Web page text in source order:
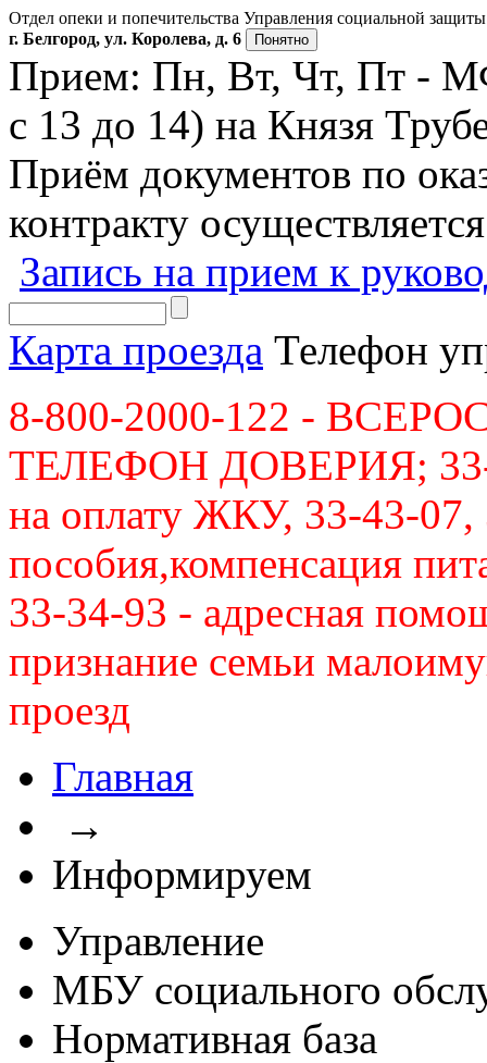
Отдел опеки и попечительства Управления социальной
г. Белгород, ул. Королева, д. 6
Понятно
Прием: Пн, Вт, Чт, Пт -
с 13 до 14) на Князя
Приём документов по
контракту
Запись на прием к
Карта проезда Телефон
8-800-2000-122 -
ТЕЛЕФОН ДОВЕРИЯ; 33-
на оплату ЖКУ, 33-43-07,
пособия,компенсация
33-34-93 - адресная
признание семьи
проезд
Главная
→
Информируем
Управление
МБУ социального
Нормативная база